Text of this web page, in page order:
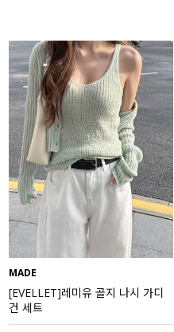
MADE
[EVELLET]레미유 골지 나시 가디
건 세트